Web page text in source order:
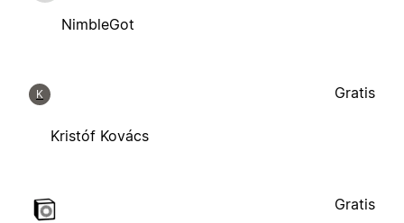
NimbleGot
K
Kristóf Kovács
Gratis
Gratis